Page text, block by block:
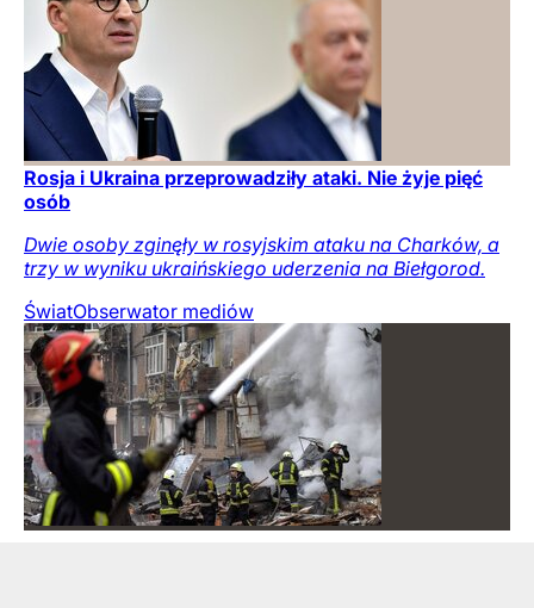
Rosja i Ukraina przeprowadziły ataki. Nie żyje pięć
osób
Dwie osoby zginęły w rosyjskim ataku na Charków, a
trzy w wyniku ukraińskiego uderzenia na Biełgorod.
ŚwiatObserwator mediów